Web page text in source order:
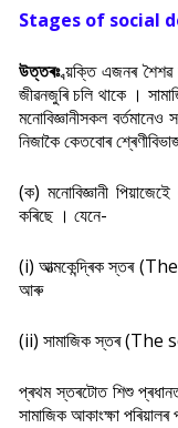
Stages of social
উত্তৰঃব্য়ক্তি এজনৰ
জীৱনজুৰি চলি থাকে ।
মনোবিজ্ঞানীসকল
নিজাকৈ কেতবোৰ
(ক) মনোবিজ্ঞানী
কৰিছে । যেনে-
(i) আত্মকেন্দ্ৰিক স্তৰ
আৰু
(ii) সামাজিক স্তৰ (The
প্ৰথম স্তৰটোত শিশু
সামাজিক আকাংক্ষা